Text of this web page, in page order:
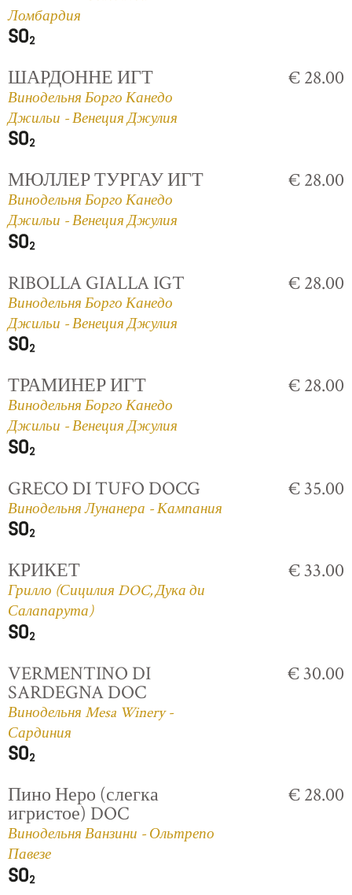
Ломбардия
ШАРДОННЕ ИГТ
Винодельня Борго Канедо
Джильи - Венеция Джулия
€ 28.00
МЮЛЛЕР ТУРГАУ ИГТ
Винодельня Борго Канедо
Джильи - Венеция Джулия
€ 28.00
RIBOLLA GIALLA IGT
Винодельня Борго Канедо
Джильи - Венеция Джулия
€ 28.00
ТРАМИНЕР ИГТ
Винодельня Борго Канедо
Джильи - Венеция Джулия
€ 28.00
GRECO DI TUFO DOCG
Винодельня Лунанера - Кампания
€ 35.00
КРИКЕТ
Грилло (Сицилия DOC, Дука ди
Салапарута)
€ 33.00
VERMENTINO DI
SARDEGNA DOC
Винодельня Mesa Winery -
Сардиния
€ 30.00
Пино Неро (слегка
игристое) DOC
Винодельня Ванзини - Ольтрепо
Павезе
€ 28.00